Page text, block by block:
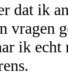
dat ik
vragen
ik